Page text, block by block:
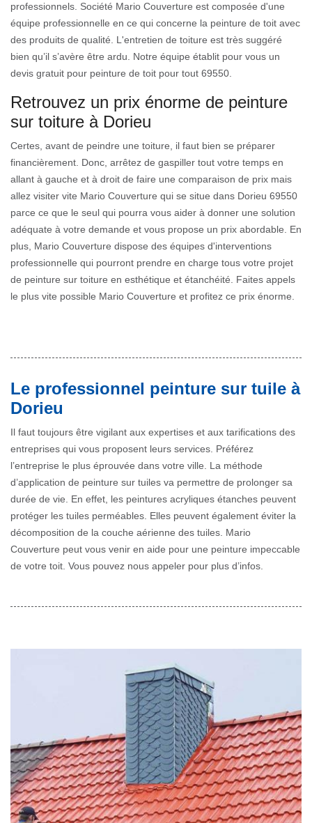
professionnels. Société Mario Couverture est composée d'une
équipe professionnelle en ce qui concerne la peinture de toit avec
des produits de qualité. L'entretien de toiture est très suggéré
bien qu’il s’avère être ardu. Notre équipe établit pour vous un
devis gratuit pour peinture de toit pour tout 69550.
Retrouvez un prix énorme de peinture
sur toiture à Dorieu
Certes, avant de peindre une toiture, il faut bien se préparer
financièrement. Donc, arrêtez de gaspiller tout votre temps en
allant à gauche et à droit de faire une comparaison de prix mais
allez visiter vite Mario Couverture qui se situe dans Dorieu 69550
parce ce que le seul qui pourra vous aider à donner une solution
adéquate à votre demande et vous propose un prix abordable. En
plus, Mario Couverture dispose des équipes d'interventions
professionnelle qui pourront prendre en charge tous votre projet
de peinture sur toiture en esthétique et étanchéité. Faites appels
le plus vite possible Mario Couverture et profitez ce prix énorme.
Le professionnel peinture sur tuile à
Dorieu
Il faut toujours être vigilant aux expertises et aux tarifications des
entreprises qui vous proposent leurs services. Préférez
l’entreprise le plus éprouvée dans votre ville. La méthode
d’application de peinture sur tuiles va permettre de prolonger sa
durée de vie. En effet, les peintures acryliques étanches peuvent
protéger les tuiles perméables. Elles peuvent également éviter la
décomposition de la couche aérienne des tuiles. Mario
Couverture peut vous venir en aide pour une peinture impeccable
de votre toit. Vous pouvez nous appeler pour plus d’infos.